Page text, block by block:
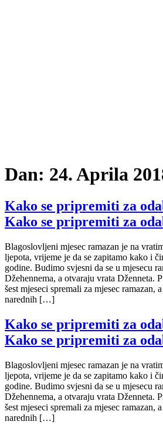
Dan: 24. Aprila
Kako se pripremiti za
Kako se pripremiti za
Blagoslovljeni mjesec ramazan je na
ljepota, vrijeme je da se zapitamo kako i
godine. Budimo svjesni da se u mjesecu
Džehennema, a otvaraju vrata Dženneta.
šest mjeseci spremali za mjesec ramazan,
narednih […]
Kako se pripremiti za
Kako se pripremiti za
Blagoslovljeni mjesec ramazan je na
ljepota, vrijeme je da se zapitamo kako i
godine. Budimo svjesni da se u mjesecu
Džehennema, a otvaraju vrata Dženneta.
šest mjeseci spremali za mjesec ramazan,
narednih […]